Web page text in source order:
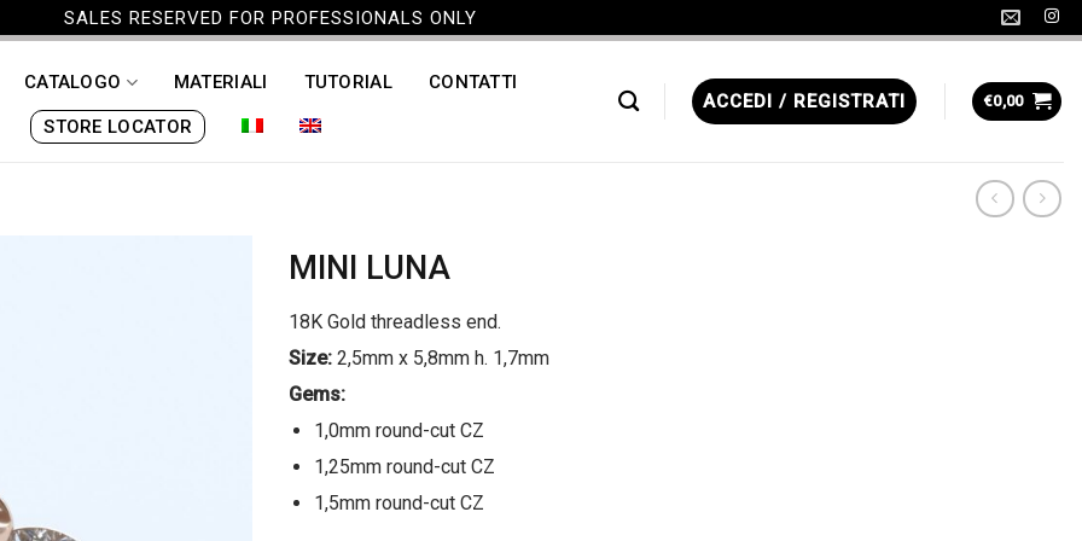
SALES RESERVED FOR PROFESSIONALS ONLY
CATALOGO MATERIALI TUTORIAL CONTATTI
STORE LOCATOR
ACCEDI / REGISTRATI €0,00
MINI LUNA
18K Gold threadless end.
Size: 2,5mm x 5,8mm h. 1,7mm
Gems:
1,0mm round-cut CZ
1,25mm round-cut CZ
1,5mm round-cut CZ